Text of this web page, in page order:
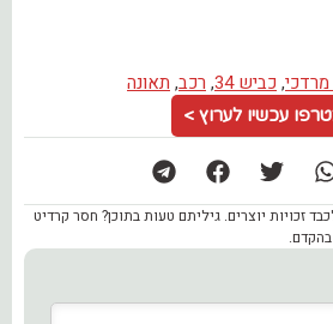
מרדכי, כביש 34 , רכב, תאונה
עכשיו לערוץ >
זכויות יוצרים. גיליתם טעות בתוכן? חסר קרדיט
בהקדם.